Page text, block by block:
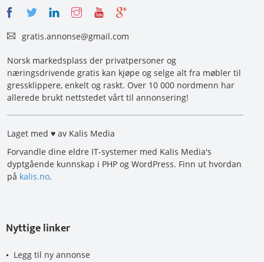
gratis.annonse@gmail.com
Norsk markedsplass der privatpersoner og
næringsdrivende gratis kan kjøpe og selge alt fra møbler til
gressklippere, enkelt og raskt. Over 10 000 nordmenn har
allerede brukt nettstedet vårt til annonsering!
Laget med ♥ av Kalis Media
Forvandle dine eldre IT-systemer med Kalis Media's
dyptgående kunnskap i PHP og WordPress. Finn ut hvordan
på kalis.no.
Nyttige linker
Legg til ny annonse